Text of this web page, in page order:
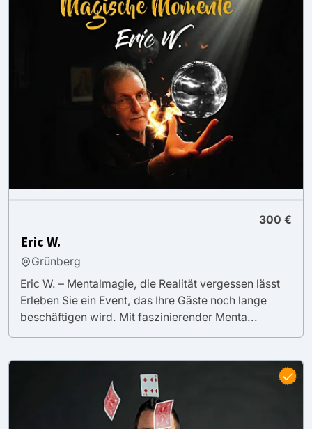
300 €
Eric W.
Grünberg
Eric W. – Mentalmagie, die Realität vergessen lässt
Erleben Sie ein Event, das Ihre Gäste noch lange
beschäftigen wird. Mit faszinierender Menta...